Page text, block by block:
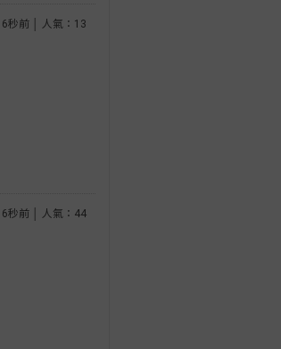
6秒前 │ 人氣：13
6秒前 │ 人氣：44